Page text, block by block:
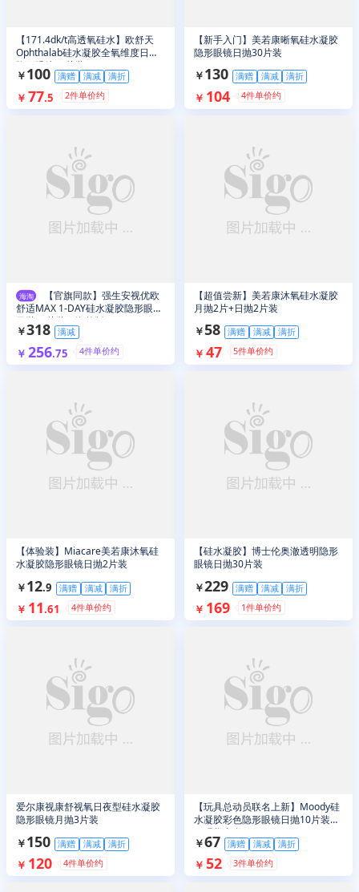
【171.4dk/t高透氧硅水】欧舒天
Ophthalab硅水凝胶全氧维度日抛
隐形眼镜30片装
￥100 满赠 满减 满折
￥ 77.5 2件单价约
【新手入门】美若康晰氧硅水凝胶
隐形眼镜日抛30片装
￥130 满赠 满减 满折
￥ 104 4件单价约
海淘
【官旗同款】强生安视优欧
舒适MAX 1-DAY硅水凝胶隐形眼镜
日抛30片装（海外版）
￥318 满减
￥ 256.75 4件单价约
【超值尝新】美若康沐氧硅水凝胶
月抛2片+日抛2片装
￥58 满赠 满减 满折
￥ 47 5件单价约
【体验装】Miacare美若康沐氧硅
水凝胶隐形眼镜日抛2片装
￥12.9 满赠 满减 满折
￥ 11.61 4件单价约
【硅水凝胶】博士伦奥澈透明隐形
眼镜日抛30片装
￥229 满赠 满减 满折
￥ 169 1件单价约
爱尔康视康舒视氧日夜型硅水凝胶
隐形眼镜月抛3片装
￥150 满赠 满减 满折
￥ 120 4件单价约
【玩具总动员联名上新】Moody硅
水凝胶彩色隐形眼镜日抛10片装
（现货直发）
￥67 满赠 满减 满折
￥ 52 3件单价约